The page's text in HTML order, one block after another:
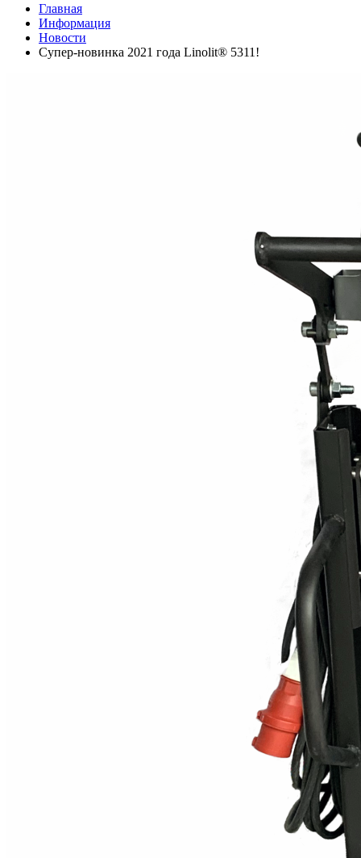
Главная
Информация
Новости
Супер-новинка 2021 года Linolit®️ 5311!